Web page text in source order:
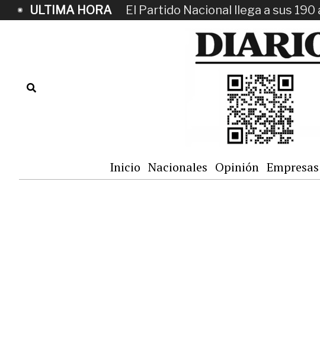
ULTIMA HORA El Partido Nacional llega a sus 190
Inicio Nacionales Opinión Empresas